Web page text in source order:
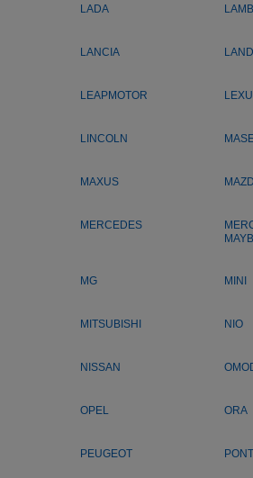
LADA
LANCIA
LEAPMOTOR
LINCOLN
MAXUS
MERCEDES
MG MINI
MITSUBISHI NIO
NISSAN
OPEL ORA
PEUGEOT